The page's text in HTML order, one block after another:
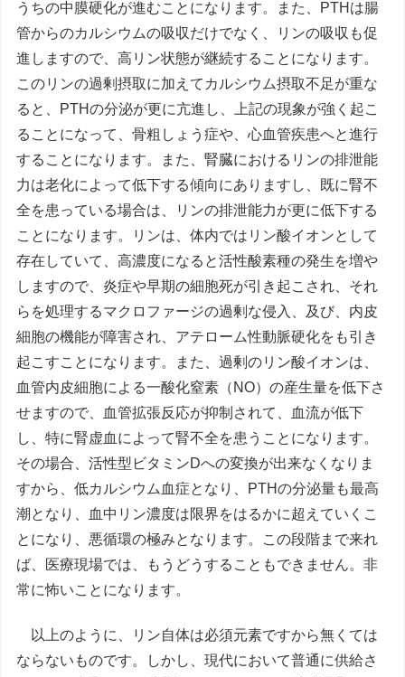
うちの中膜硬化が進むことになります。また、PTHは腸
管からのカルシウムの吸収だけでなく、リンの吸収も促
進しますので、高リン状態が継続することになります。
このリンの過剰摂取に加えてカルシウム摂取不足が重な
ると、PTHの分泌が更に亢進し、上記の現象が強く起こ
ることになって、骨粗しょう症や、心血管疾患へと進行
することになります。また、腎臓におけるリンの排泄能
力は老化によって低下する傾向にありますし、既に腎不
全を患っている場合は、リンの排泄能力が更に低下する
ことになります。リンは、体内ではリン酸イオンとして
存在していて、高濃度になると活性酸素種の発生を増や
しますので、炎症や早期の細胞死が引き起こされ、それ
らを処理するマクロファージの過剰な侵入、及び、内皮
細胞の機能が障害され、アテローム性動脈硬化をも引き
起こすことになります。また、過剰のリン酸イオンは、
血管内皮細胞による一酸化窒素（NO）の産生量を低下さ
せますので、血管拡張反応が抑制されて、血流が低下
し、特に腎虚血によって腎不全を患うことになります。
その場合、活性型ビタミンDへの変換が出来なくなりま
すから、低カルシウム血症となり、PTHの分泌量も最高
潮となり、血中リン濃度は限界をはるかに超えていくこ
とになり、悪循環の極みとなります。この段階まで来れ
ば、医療現場では、もうどうすることもできません。非
常に怖いことになります。
以上のように、リン自体は必須元素ですから無くては
ならないものです。しかし、現代において普通に供給さ